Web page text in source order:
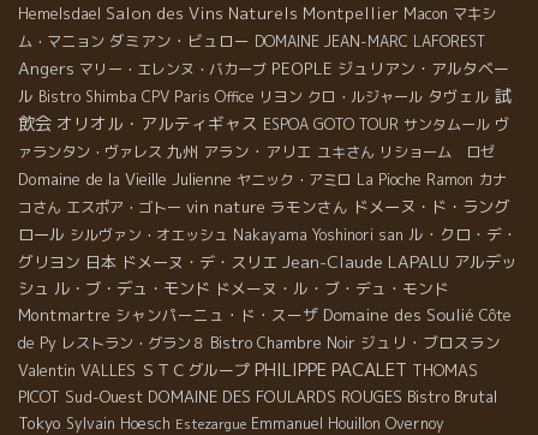
Hemelsdael Salon des Vins Naturels Montpellier Macon マキシ
ム・マニョン ダミアン・ビュロー DOMAINE JEAN-MARC LAFOREST
Angers マリー・エレンヌ・バカーブ PEOPLE ジュリアン・アルタベー
ル Bistro Shimba CPV Paris Office リヨン クロ・ルジャール タヴェル 試
飲会 オリオル・アルティギャス ESPOA GOTO TOUR サンタムール ヴ
ァランタン・ヴァレス 九州 アラン・アリエ ユキさん リショーム ロゼ
Domaine de la Vieille Julienne ヤニック・アミロ La Pioche Ramon カナ
コさん エスポア・ゴトー vin nature ラモンさん ドメーヌ・ド・ラング
ロール シルヴァン・オエッシュ Nakayama Yoshinori san ル・クロ・デ・
グリヨン 日本 ドメーヌ・デ・スリエ Jean-Claude LAPALU アルデッ
シュ ル・ブ・デュ・モンド ドメーヌ・ル・ブ・デュ・モンド
Montmartre シャンパーニュ・ド・スーザ Domaine des Soulié Côte
de Py レストラン・グラン８ Bistro Chambre Noir ジュリ・ブロスラン
Valentin VALLES ＳＴＣグループ PHILIPPE PACALET THOMAS
PICOT Sud-Ouest DOMAINE DES FOULARDS ROUGES Bistro Brutal
Tokyo Sylvain Hoesch Estezargue Emmanuel Houillon Overnoy